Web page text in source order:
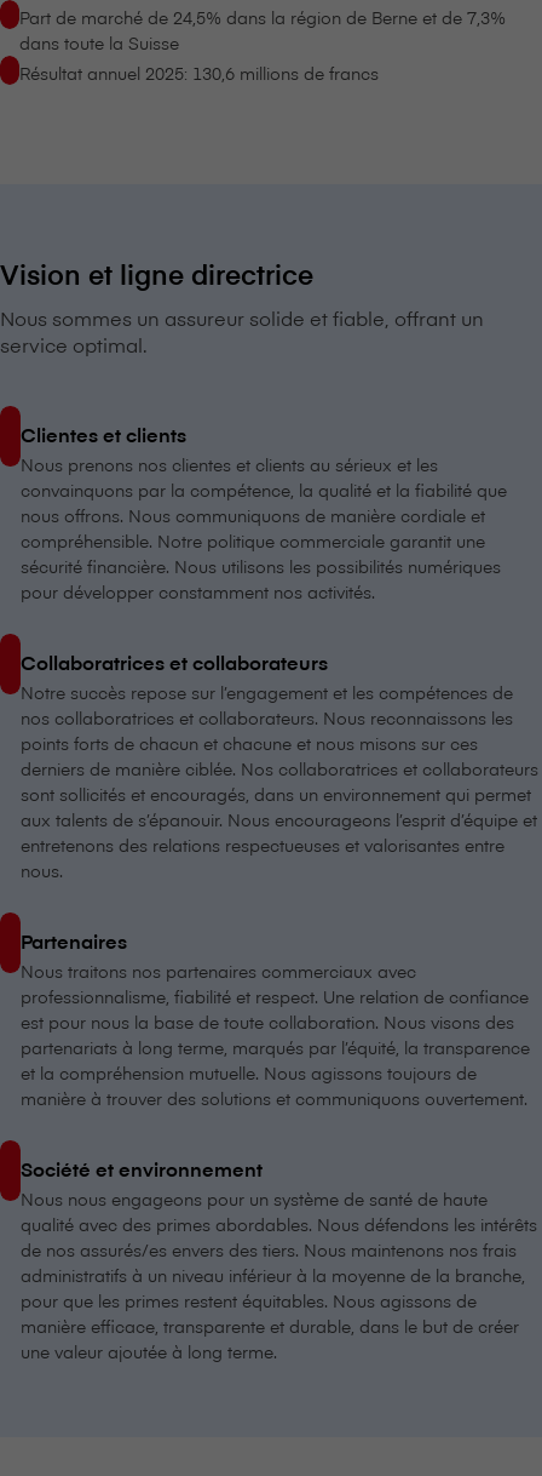
Part de marché de 24,5% dans la région de Berne et de 7,3%
dans toute la Suisse
Résultat annuel 2025: 130,6 millions de francs
Vision et ligne directrice
Nous sommes un assureur solide et fiable, offrant un
service optimal.
Clientes et clients
Nous prenons nos clientes et clients au sérieux et les
convainquons par la compétence, la qualité et la fiabilité que
nous offrons. Nous communiquons de manière cordiale et
compréhensible. Notre politique commerciale garantit une
sécurité financière. Nous utilisons les possibilités numériques
pour développer constamment nos activités.
Collaboratrices et collaborateurs
Notre succès repose sur l’engagement et les compétences de
nos collaboratrices et collaborateurs. Nous reconnaissons les
points forts de chacun et chacune et nous misons sur ces
derniers de manière ciblée. Nos collaboratrices et collaborateurs
sont sollicités et encouragés, dans un environnement qui permet
aux talents de s’épanouir. Nous encourageons l’esprit d’équipe et
entretenons des relations respectueuses et valorisantes entre
nous.
Partenaires
Nous traitons nos partenaires commerciaux avec
professionnalisme, fiabilité et respect. Une relation de confiance
est pour nous la base de toute collaboration. Nous visons des
partenariats à long terme, marqués par l’équité, la transparence
et la compréhension mutuelle. Nous agissons toujours de
manière à trouver des solutions et communiquons ouvertement.
Société et environnement
Nous nous engageons pour un système de santé de haute
qualité avec des primes abordables. Nous défendons les intérêts
de nos assurés/es envers des tiers. Nous maintenons nos frais
administratifs à un niveau inférieur à la moyenne de la branche,
pour que les primes restent équitables. Nous agissons de
manière efficace, transparente et durable, dans le but de créer
une valeur ajoutée à long terme.